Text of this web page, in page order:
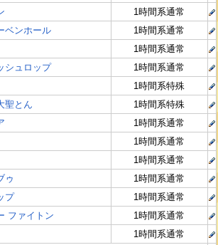
1時間系通常
ベンホール
1時間系通常
1時間系通常
シュロップ
1時間系通常
1時間系特殊
聖とん
1時間系特殊
1時間系通常
1時間系通常
1時間系通常
ゥ
1時間系通常
プ
1時間系通常
ファイトン
1時間系通常
1時間系通常